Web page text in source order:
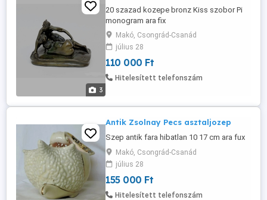
3
20 szazad kozepe bronz Kiss szobor Pi
monogram ara fix
Makó, Csongrád-Csanád
július 28
110 000 Ft
Hitelesített telefonszám
Antik Zsolnay Pecs asztaljozep
Szep antik fara hibatlan 10 17 cm ara fux
Makó, Csongrád-Csanád
július 28
155 000 Ft
Hitelesített telefonszám